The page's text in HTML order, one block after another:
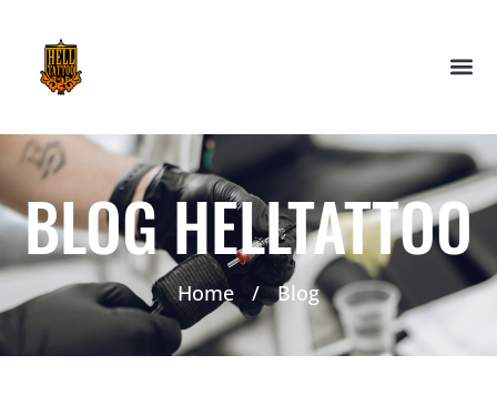
BLOG HELLTATTOO
Home / Blog